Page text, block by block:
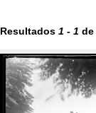
Resultados 1 - 1 de